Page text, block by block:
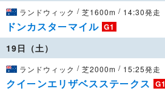
ランドウィック / 芝1600m / 14:30発走
ドンカスターマイル G1
19日（土）
ランドウィック / 芝2000m / 15:25発走
クイーンエリザベスステークス G1